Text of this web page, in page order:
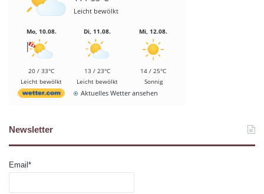
Leicht bewölkt
Mo, 10.08.
20 / 33°C
Leicht bewölkt
Di, 11.08.
13 / 23°C
Leicht bewölkt
Mi, 12.08.
14 / 25°C
Sonnig
Aktuelles Wetter ansehen
Newsletter
Email*